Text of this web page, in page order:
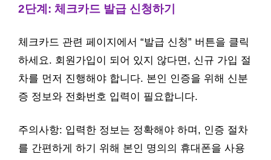
2단계: 체크카드 발급 신청하기
체크카드 관련 페이지에서 “발급 신청” 버튼을 클릭
하세요. 회원가입이 되어 있지 않다면, 신규 가입 절
차를 먼저 진행해야 합니다. 본인 인증을 위해 신분
증 정보와 전화번호 입력이 필요합니다.
주의사항: 입력한 정보는 정확해야 하며, 인증 절차
를 간편하게 하기 위해 본인 명의의 휴대폰을 사용